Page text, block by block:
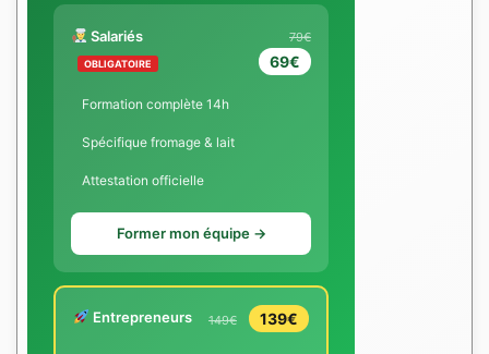
Salariés
OBLIGATOIRE
79€
69€
Formation complète 14h
Spécifique fromage & lait
Attestation officielle
Former mon équipe →
Entrepreneurs 149€ 139€